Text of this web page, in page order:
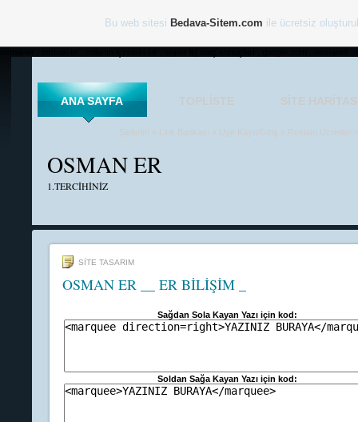
ANA SAYFA TOPLISTE SITE
Şiirlerim Link Bankası Üye Kayıt/Giriş Reklam Ücretleri
OSMAN ER
1.TERCİHİNİZ
SİTE TASARIM
OSMAN ER __ ER BİLİŞİM _
Sağdan Sola Kayan Yazı için kod:
Soldan Sağa Kayan Yazı için kod:
Bu web sitesi Bedava-Sitem.com ile ücretsiz